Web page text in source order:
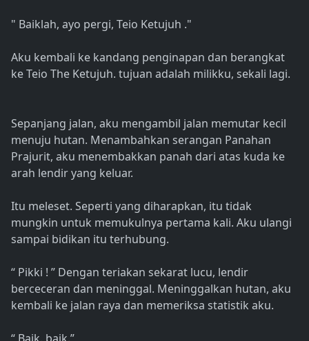
" Baiklah, ayo pergi, Teio Ketujuh ."
Aku kembali ke kandang penginapan dan berangkat
ke Teio The Ketujuh. tujuan adalah milikku, sekali lagi.
Sepanjang jalan, aku mengambil jalan memutar kecil
menuju hutan. Menambahkan serangan Panahan
Prajurit, aku menembakkan panah dari atas kuda ke
arah lendir yang keluar.
Itu meleset. Seperti yang diharapkan, itu tidak
mungkin untuk memukulnya pertama kali. Aku ulangi
sampai bidikan itu terhubung.
“ Pikki ! ” Dengan teriakan sekarat lucu, lendir
berceceran dan meninggal. Meninggalkan hutan, aku
kembali ke jalan raya dan memeriksa statistik aku.